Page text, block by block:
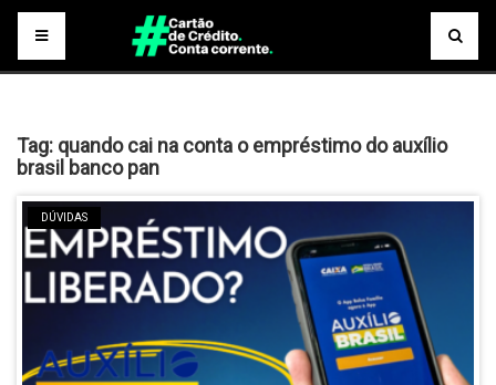
Tag: quando cai na conta o empréstimo do auxílio
brasil banco pan
DÚVIDAS